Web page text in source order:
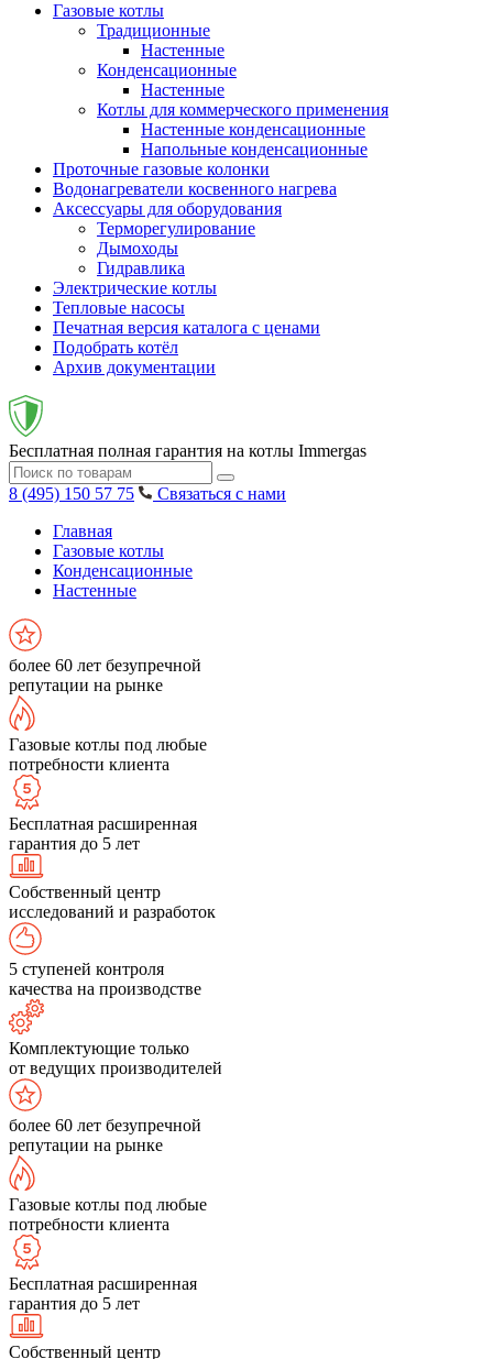
Газовые котлы
Традиционные
Настенные
Конденсационные
Настенные
Котлы для коммерческого применения
Настенные конденсационные
Напольные конденсационные
Проточные газовые колонки
Водонагреватели косвенного нагрева
Аксессуары для оборудования
Терморегулирование
Дымоходы
Гидравлика
Электрические котлы
Тепловые насосы
Печатная версия каталога с ценами
Подобрать котёл
Архив документации
Бесплатная полная гарантия на котлы Immergas
8 (495) 150 57 75
Связаться с нами
Главная
Газовые котлы
Конденсационные
Настенные
более 60 лет безупречной
репутации на рынке
Газовые котлы под любые
потребности клиента
Бесплатная расширенная
гарантия до 5 лет
Собственный центр
исследований и разработок
5 ступеней контроля
качества на производстве
Комплектующие только
от ведущих производителей
более 60 лет безупречной
репутации на рынке
Газовые котлы под любые
потребности клиента
Бесплатная расширенная
гарантия до 5 лет
Собственный центр